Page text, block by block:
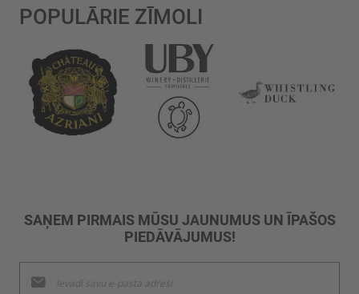
POPULĀRIE ZĪMOLI
SAŅEM PIRMAIS MŪSU JAUNUMUS UN ĪPAŠOS
PIEDĀVĀJUMUS!
jaunumu